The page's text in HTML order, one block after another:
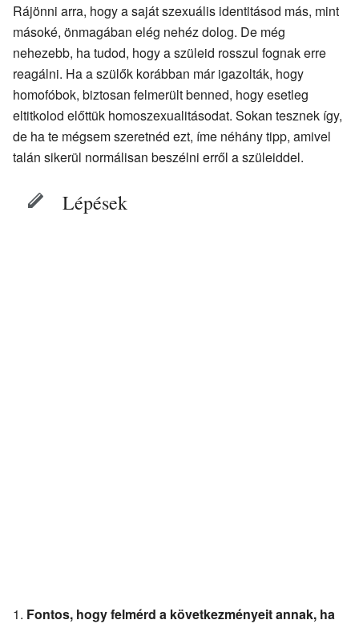
Rájönni arra, hogy a saját szexuális identitásod más, mint
másoké, önmagában elég nehéz dolog. De még
nehezebb, ha tudod, hogy a szüleid rosszul fognak erre
reagálni. Ha a szülők korábban már igazolták, hogy
homofóbok, biztosan felmerült benned, hogy esetleg
eltitkolod előttük homoszexualitásodat. Sokan tesznek így,
de ha te mégsem szeretnéd ezt, íme néhány tipp, amivel
talán sikerül normálisan beszélni erről a szüleiddel.
Lépések
Fontos, hogy felmérd a következményeit annak, ha